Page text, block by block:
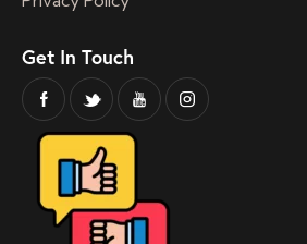
Get In Touch